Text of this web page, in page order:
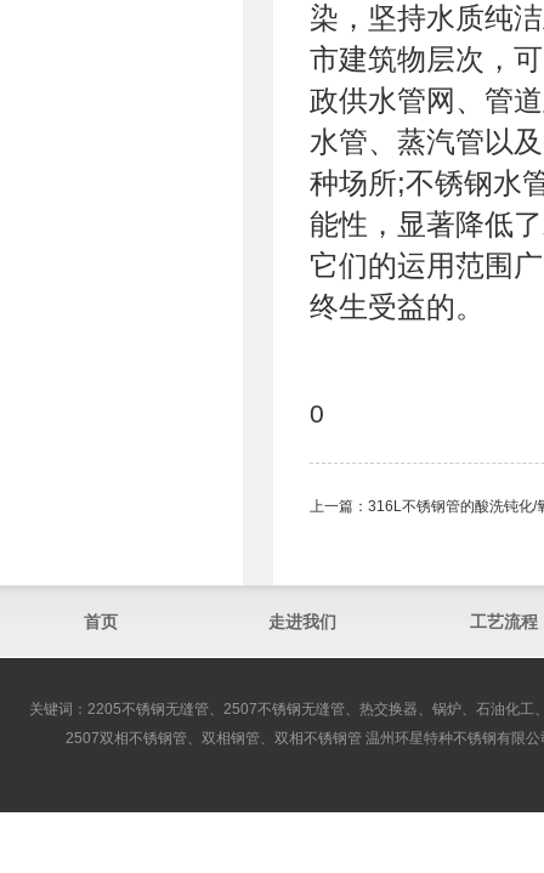
染，坚持水质纯
市建筑物层次，
政供水管网、管
水管、蒸汽管以
种场所;不锈钢水
能性，显著降低
它们的运用范围
终生受益的。
0
上一篇： 316L不锈钢管的酸洗钝化/
首页 走进我们 工艺流程
关键词：2205不锈钢无缝管、2507不锈钢无缝管、热交换器、锅炉、石油化
2507双相不锈钢管、双相钢管、双相不锈钢管 温州环星特种不锈钢有限